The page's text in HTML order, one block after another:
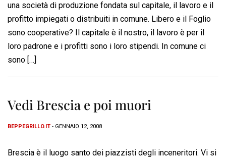
una società di produzione fondata sul capitale, il lavoro e il
profitto impiegati o distribuiti in comune. Libero e il Foglio
sono cooperative? Il capitale è il nostro, il lavoro è per il
loro padrone e i profitti sono i loro stipendi. In comune ci
sono […]
Vedi Brescia e poi muori
BEPPEGRILLO.IT - GENNAIO 12, 2008
Brescia è il luogo santo dei piazzisti degli inceneritori. Vi si